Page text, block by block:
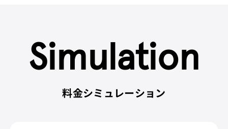
Simulation
料金シミュレーション